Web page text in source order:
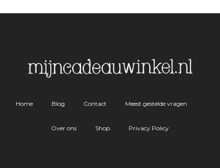
Home Blog Contact Meest gestelde vragen
Over ons Shop Privacy Policy